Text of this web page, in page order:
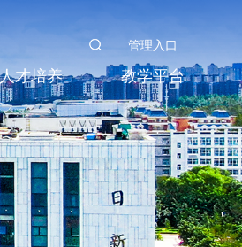
管理入口
才培养 教学平台